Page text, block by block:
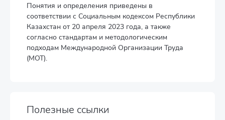
Понятия и определения приведены в
соответствии с Социальным кодексом Республики
Казахстан от 20 апреля 2023 года, а также
согласно стандартам и методологическим
подходам Международной Организации Труда
(МОТ).
Полезные ссылки